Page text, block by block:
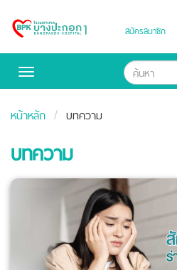
Bangpakok
สมัครสมาชิก
Toggle
หน้าหลัก บทความ
บทความ